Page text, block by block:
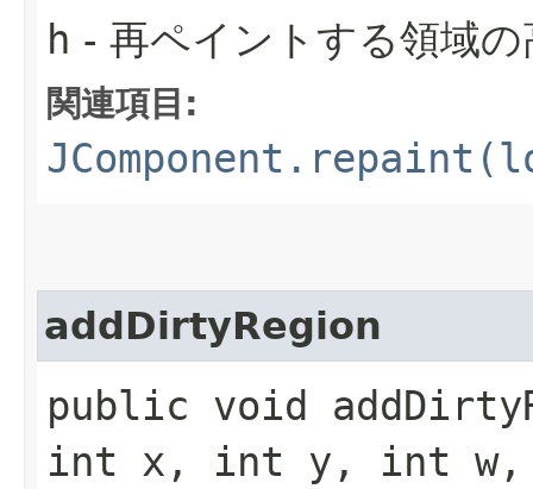
h - 再ペイントする領域の
関連項目:
addDirtyRegion
public void
int x, int y, int